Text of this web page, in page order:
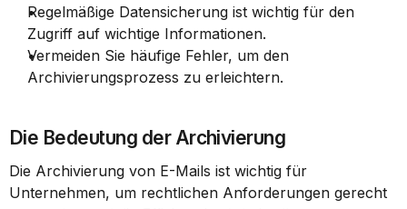
Regelmäßige Datensicherung ist wichtig für den
Zugriff auf wichtige Informationen.
Vermeiden Sie häufige Fehler, um den
Archivierungsprozess zu erleichtern.
Die Bedeutung der Archivierung
Die Archivierung von E-Mails ist wichtig für
Unternehmen, um rechtlichen Anforderungen gerecht